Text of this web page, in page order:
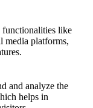
functionalities like
media platforms,
and analyze the
helps in